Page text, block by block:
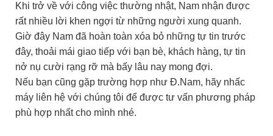
Khi trở về với công việc thường nhật, Nam nhận được
rất nhiều lời khen ngợi từ những người xung quanh.
Giờ đây Nam đã hoàn toàn xóa bỏ những tự tin trước
đây, thoải mái giao tiếp với bạn bè, khách hàng, tự tin
nở nụ cười rạng rỡ mà bấy lâu nay mong đợi.
Nếu bạn cũng gặp trường hợp như Đ.Nam, hãy nhấc
máy liên hệ với chúng tôi để được tư vấn phương pháp
phù hợp nhất cho mình nhé.